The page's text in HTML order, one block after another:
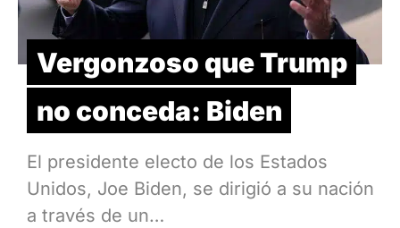
Vergonzoso que Trump
no conceda: Biden
El presidente electo de los Estados
Unidos, Joe Biden, se dirigió a su nación
a través de un…